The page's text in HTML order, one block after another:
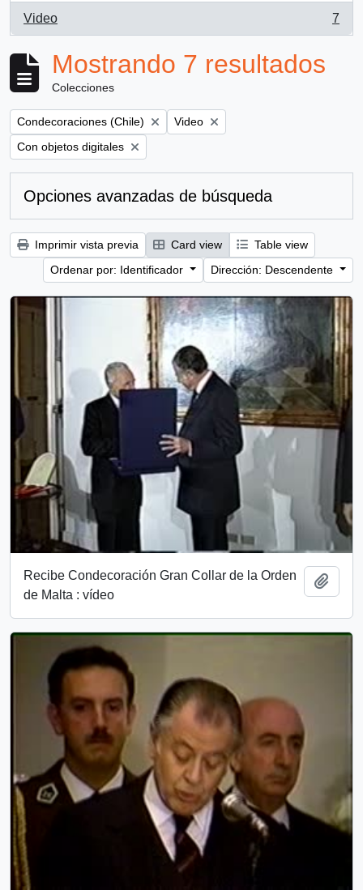
Video
, 7 resultados
7
Mostrando 7 resultados
Colecciones
Remove filter:
Condecoraciones (Chile) Remove filter:
Video
Remove filter:
Con objetos digitales
Opciones avanzadas de búsqueda
Imprimir vista previa Card view
Table view
Ordenar por: Identificador
Dirección: Descendente
Recibe Condecoración Gran Collar de la Orden
de Malta : vídeo